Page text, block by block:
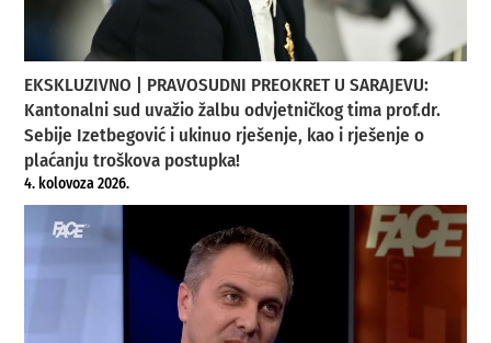
EKSKLUZIVNO | PRAVOSUDNI PREOKRET U SARAJEVU:
Kantonalni sud uvažio žalbu odvjetničkog tima prof.dr.
Sebije Izetbegović i ukinuo rješenje, kao i rješenje o
plaćanju troškova postupka!
4. kolovoza 2026.